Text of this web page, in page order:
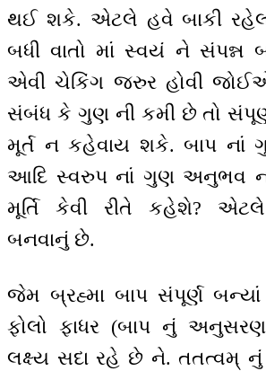
થઈ શકે. એટલે હવે બાકી
બધી વાતો માં સ્વયં ને સંપન્ન
એવી ચેકિંગ જરુર હોવી
સંબંધ કે ગુણ ની કમી છે તો
મૂર્ત ન કહેવાય શકે. બાપ નાં
આદિ સ્વરુપ નાં ગુણ અનુભવ ન
મૂર્તિ કેવી રીતે કહેશે?
બનવાનું છે.
જેમ બ્રહ્મા બાપ સંપૂર્ણ
ફોલો ફાધર (બાપ નું
લક્ષ્ય સદા રહે છે ને. તતત્વમ્